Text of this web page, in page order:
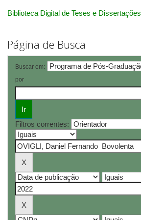
Biblioteca Digital de Teses e Dissertações
Página de Busca
Buscar em:
por
Filtros correntes: